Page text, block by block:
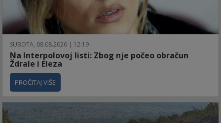
SUBOTA, 08.08.2026 | 12:19
Na Interpolovoj listi: Zbog nje počeo obračun
Ždrale i Eleza
PROČITAJ VIŠE